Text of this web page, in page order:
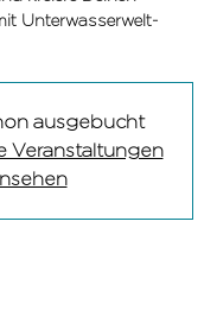
Unterwasserwelt-
ausgebucht
Veranstaltungen